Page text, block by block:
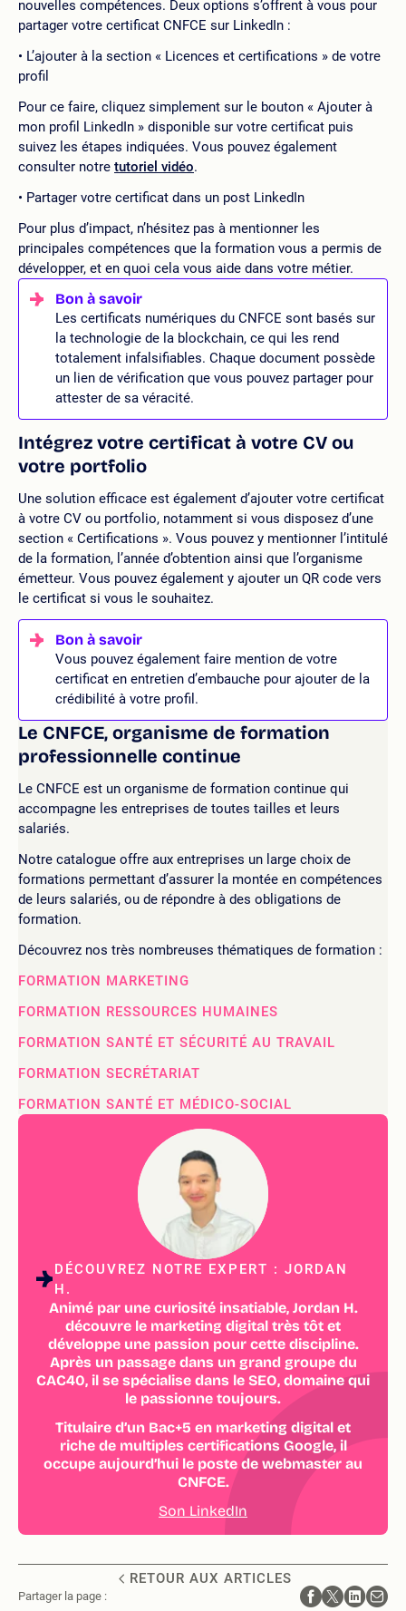
nouvelles compétences. Deux options s’offrent à vous pour
partager votre certificat CNFCE sur LinkedIn :
L’ajouter à la section « Licences et certifications » de votre
profil
Pour ce faire, cliquez simplement sur le bouton « Ajouter à
mon profil LinkedIn » disponible sur votre certificat puis
suivez les étapes indiquées. Vous pouvez également
consulter notre tutoriel vidéo.
Partager votre certificat dans un post LinkedIn
Pour plus d’impact, n’hésitez pas à mentionner les
principales compétences que la formation vous a permis de
développer, et en quoi cela vous aide dans votre métier.
Les certificats numériques du CNFCE sont basés sur
la technologie de la blockchain, ce qui les rend
totalement infalsifiables. Chaque document possède
un lien de vérification que vous pouvez partager pour
attester de sa véracité.
Intégrez votre certificat à votre CV ou
votre portfolio
Une solution efficace est également d’ajouter votre certificat
à votre CV ou portfolio, notamment si vous disposez d’une
section « Certifications ». Vous pouvez y mentionner l’intitulé
de la formation, l’année d’obtention ainsi que l’organisme
émetteur. Vous pouvez également y ajouter un QR code vers
le certificat si vous le souhaitez.
Vous pouvez également faire mention de votre
certificat en entretien d’embauche pour ajouter de la
crédibilité à votre profil.
Le CNFCE, organisme de formation
professionnelle continue
Le CNFCE est un organisme de formation continue qui
accompagne les entreprises de toutes tailles et leurs
salariés.
Notre catalogue offre aux entreprises un large choix de
formations permettant d’assurer la montée en compétences
de leurs salariés, ou de répondre à des obligations de
formation.
Découvrez nos très nombreuses thématiques de formation :
FORMATION MARKETING
FORMATION RESSOURCES HUMAINES
FORMATION SANTÉ ET SÉCURITÉ AU TRAVAIL
FORMATION SECRÉTARIAT
FORMATION SANTÉ ET MÉDICO-SOCIAL
DÉCOUVREZ NOTRE EXPERT : JORDAN
H.
Animé par une curiosité insatiable, Jordan H.
découvre le marketing digital très tôt et
développe une passion pour cette discipline.
Après un passage dans un grand groupe du
CAC40, il se spécialise dans le SEO, domaine qui
le passionne toujours.
Titulaire d’un Bac+5 en marketing digital et
riche de multiples certifications Google, il
occupe aujourd’hui le poste de webmaster au
CNFCE.
Son LinkedIn
RETOUR AUX ARTICLES
Partager la page :